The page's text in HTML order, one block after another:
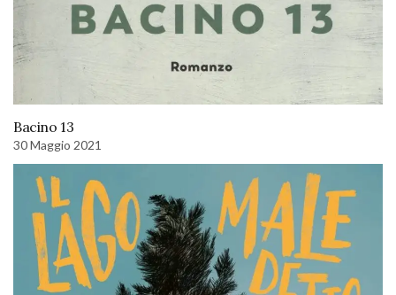
Bacino 13
30 Maggio 2021